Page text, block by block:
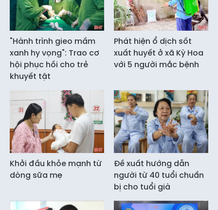
"Hành trình gieo mầm
xanh hy vọng": Trao cơ
hội phục hồi cho trẻ
khuyết tật
Phát hiện ổ dịch sốt
xuất huyết ở xã Kỳ Hoa
với 5 người mắc bệnh
Khởi đầu khỏe mạnh từ
dòng sữa mẹ
Đề xuất hướng dẫn
người từ 40 tuổi chuẩn
bị cho tuổi già